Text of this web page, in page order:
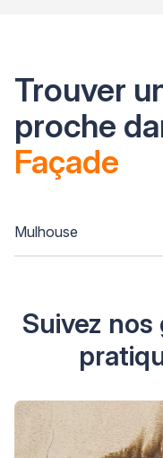
Trouver
proche
Façade
Mulhouse
Suivez